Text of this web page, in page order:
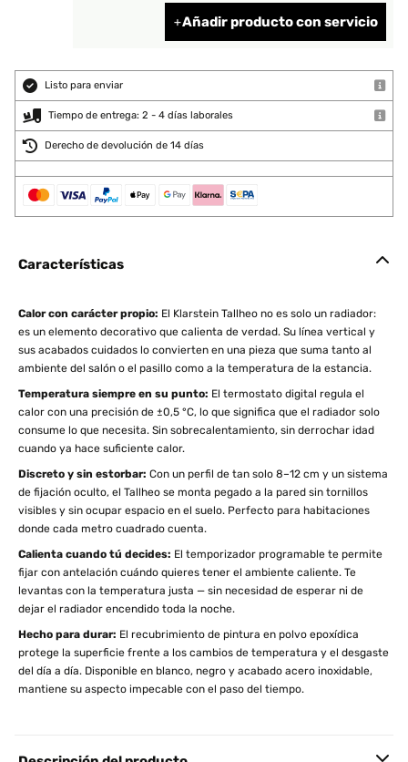
Añadir producto con servicio
Listo para enviar
Tiempo de entrega: 2 - 4 días laborales
Derecho de devolución de 14 días
Características
Calor con carácter propio: El Klarstein Tallheo no es solo un radiador:
es un elemento decorativo que calienta de verdad. Su línea vertical y
sus acabados cuidados lo convierten en una pieza que suma tanto al
ambiente del salón o el pasillo como a la temperatura de la estancia.
Temperatura siempre en su punto: El termostato digital regula el
calor con una precisión de ±0,5 °C, lo que significa que el radiador solo
consume lo que necesita. Sin sobrecalentamiento, sin derrochar idad
cuando ya hace suficiente calor.
Discreto y sin estorbar: Con un perfil de tan solo 8–12 cm y un sistema
de fijación oculto, el Tallheo se monta pegado a la pared sin tornillos
visibles y sin ocupar espacio en el suelo. Perfecto para habitaciones
donde cada metro cuadrado cuenta.
Calienta cuando tú decides: El temporizador programable te permite
fijar con antelación cuándo quieres tener el ambiente caliente. Te
levantas con la temperatura justa — sin necesidad de esperar ni de
dejar el radiador encendido toda la noche.
Hecho para durar: El recubrimiento de pintura en polvo epoxídica
protege la superficie frente a los cambios de temperatura y el desgaste
del día a día. Disponible en blanco, negro y acabado acero inoxidable,
mantiene su aspecto impecable con el paso del tiempo.